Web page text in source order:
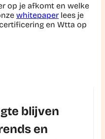
op je afkomt en welke
whitepaper lees je
en Wtta op
blijven
en